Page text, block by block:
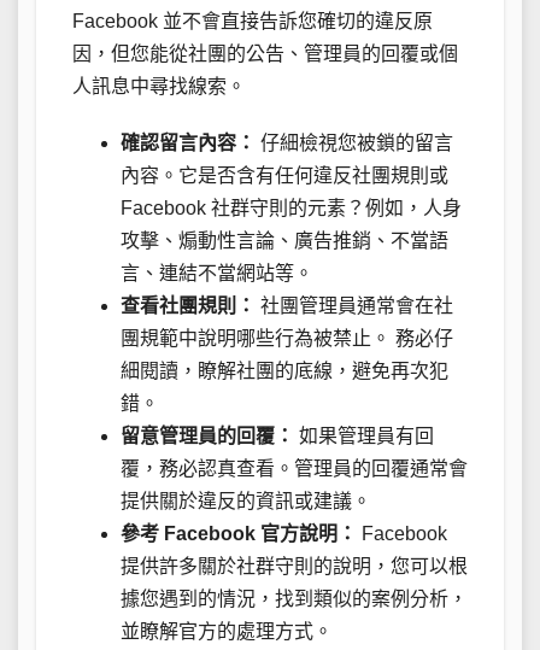
Facebook 並不會直接告訴您確切的違反原
因，但您能從社團的公告、管理員的回覆或個
人訊息中尋找線索。
確認留言內容： 仔細檢視您被鎖的留言
內容。它是否含有任何違反社團規則或
Facebook 社群守則的元素？例如，人身
攻擊、煽動性言論、廣告推銷、不當語
言、連結不當網站等。
查看社團規則： 社團管理員通常會在社
團規範中說明哪些行為被禁止。 務必仔
細閱讀，瞭解社團的底線，避免再次犯
錯。
留意管理員的回覆： 如果管理員有回
覆，務必認真查看。管理員的回覆通常會
提供關於違反的資訊或建議。
參考 Facebook 官方說明：
Facebook
提供許多關於社群守則的說明，您可以根
據您遇到的情況，找到類似的案例分析，
並瞭解官方的處理方式。